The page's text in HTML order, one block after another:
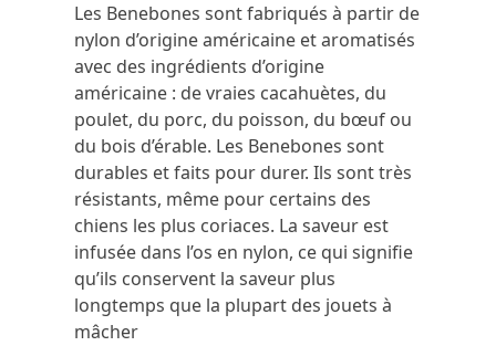
Les Benebones sont fabriqués à partir de
nylon d’origine américaine et aromatisés
avec des ingrédients d’origine
américaine : de vraies cacahuètes, du
poulet, du porc, du poisson, du bœuf ou
du bois d’érable. Les Benebones sont
durables et faits pour durer. Ils sont très
résistants, même pour certains des
chiens les plus coriaces. La saveur est
infusée dans l’os en nylon, ce qui signifie
qu’ils conservent la saveur plus
longtemps que la plupart des jouets à
mâcher